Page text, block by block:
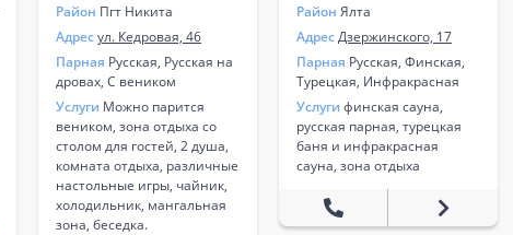
Район Пгт Никита
Адресул. Кедровая, 46
Парная Русская, Русская на
дровах, С веником
Услуги Можно парится
веником, зона отдыха со
столом для гостей, 2 душа,
комната отдыха, различные
настольные игры, чайник,
холодильник, мангальная
зона, беседка.
Район Ялта
АдресДзержинского, 17
Парная Русская, Финская,
Турецкая, Инфракрасная
Услуги финская сауна,
русская парная, турецкая
баня и инфракрасная
сауна, зона отдыха